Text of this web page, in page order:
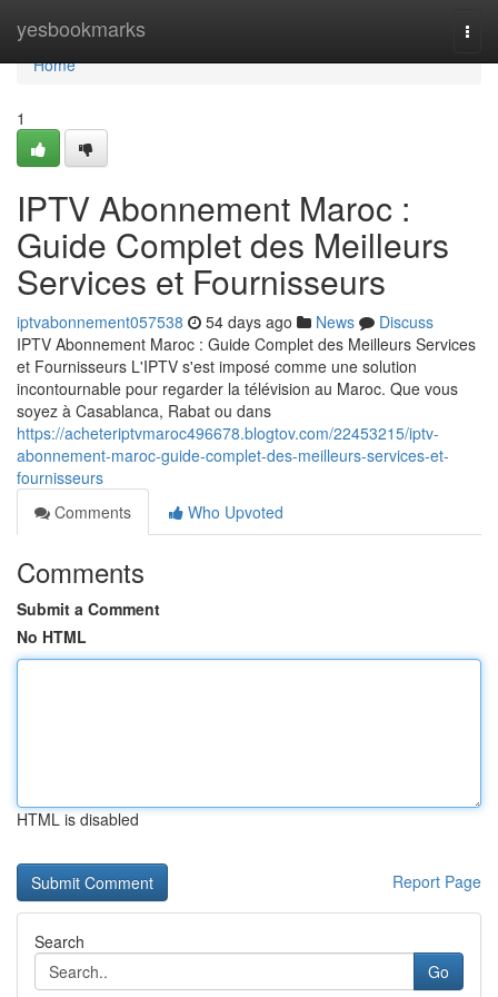
yesbookmarks
Home
Home
1
IPTV Abonnement Maroc :
Guide Complet des Meilleurs
Services et Fournisseurs
iptvabonnement057538 54 days ago News
Discuss
IPTV Abonnement Maroc : Guide Complet des Meilleurs Services
et Fournisseurs L'IPTV s'est imposé comme une solution
incontournable pour regarder la télévision au Maroc. Que vous
soyez à Casablanca, Rabat ou dans
https://acheteriptvmaroc496678.blogtov.com/22453215/iptv-
abonnement-maroc-guide-complet-des-meilleurs-services-et-
fournisseurs
Comments
Who Upvoted
Comments
Submit a Comment
No HTML
HTML is disabled
Report Page
Search
Go